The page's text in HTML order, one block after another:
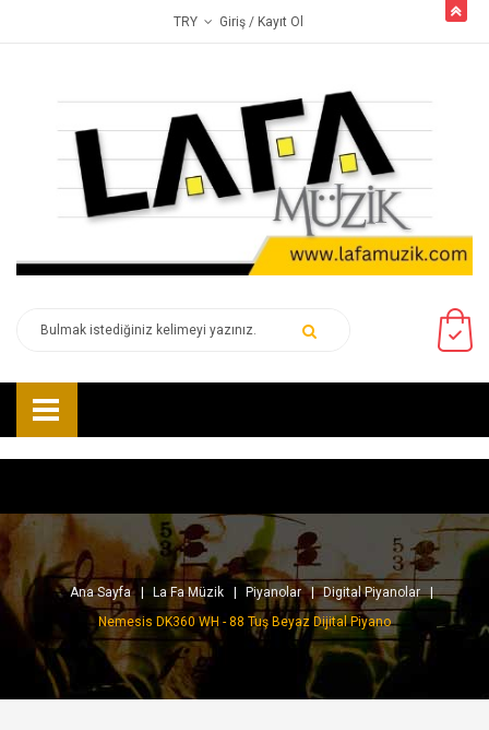
TRY Giriş / Kayıt Ol
Ana Sayfa La Fa Müzik Piyanolar
Digital Piyanolar
Nemesis DK360 WH - 88 Tuş Beyaz Dijital Piyano